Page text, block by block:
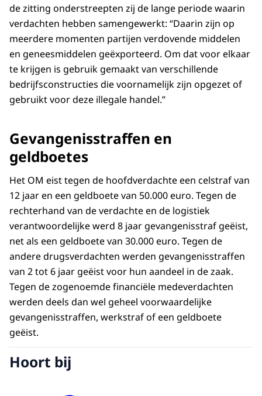
de zitting onderstreepten zij de lange periode waarin
verdachten hebben samengewerkt: “Daarin zijn op
meerdere momenten partijen verdovende middelen
en geneesmiddelen geëxporteerd. Om dat voor elkaar
te krijgen is gebruik gemaakt van verschillende
bedrijfsconstructies die voornamelijk zijn opgezet of
gebruikt voor deze illegale handel.”
Gevangenisstraffen en
geldboetes
Het OM eist tegen de hoofdverdachte een celstraf van
12 jaar en een geldboete van 50.000 euro. Tegen de
rechterhand van de verdachte en de logistiek
verantwoordelijke werd 8 jaar gevangenisstraf geëist,
net als een geldboete van 30.000 euro. Tegen de
andere drugsverdachten werden gevangenisstraffen
van 2 tot 6 jaar geëist voor hun aandeel in de zaak.
Tegen de zogenoemde financiële medeverdachten
werden deels dan wel geheel voorwaardelijke
gevangenisstraffen, werkstraf of een geldboete
geëist.
Hoort bij